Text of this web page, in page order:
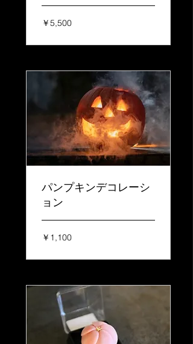
5,500
円
￥5,500
パンプキンデコレーシ
ョン
1,100
円
￥1,100